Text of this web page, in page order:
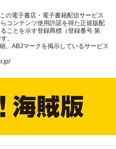
の電子書店・電子書籍配信サービス
コンテンツ使用許諾を得た正規版配
ことを示す登録商標（登録番号 第
。
、ABJマークを掲示しているサービス